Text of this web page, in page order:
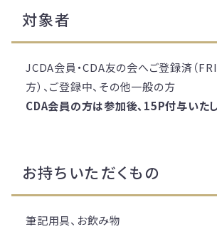
対象者
JCDA会員・CDA友の会へご登録済（
方）、ご登録中、その他一般の方
CDA会員の方は参加後、15P付与いた
お持ちいただくもの
筆記用具、お飲み物